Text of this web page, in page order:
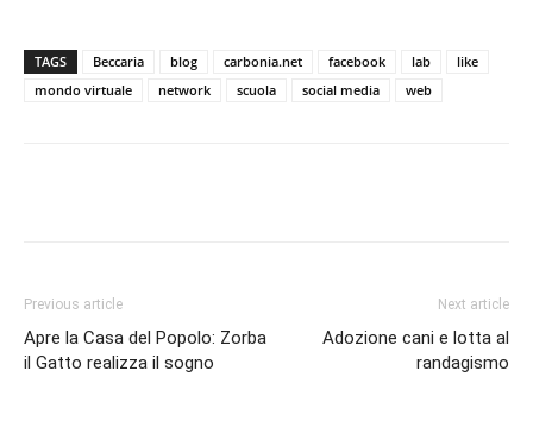
TAGS Beccaria blog carbonia.net facebook lab
like
mondo virtuale
network scuola social media web
Previous article
Apre la Casa del Popolo: Zorba
il Gatto realizza il sogno
Next article
Adozione cani e lotta al
randagismo